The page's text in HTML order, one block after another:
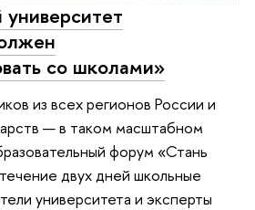
со школами»
из всех регионов России и
— в таком масштабном
форум «Стань
двух дней школьные
университета и эксперты